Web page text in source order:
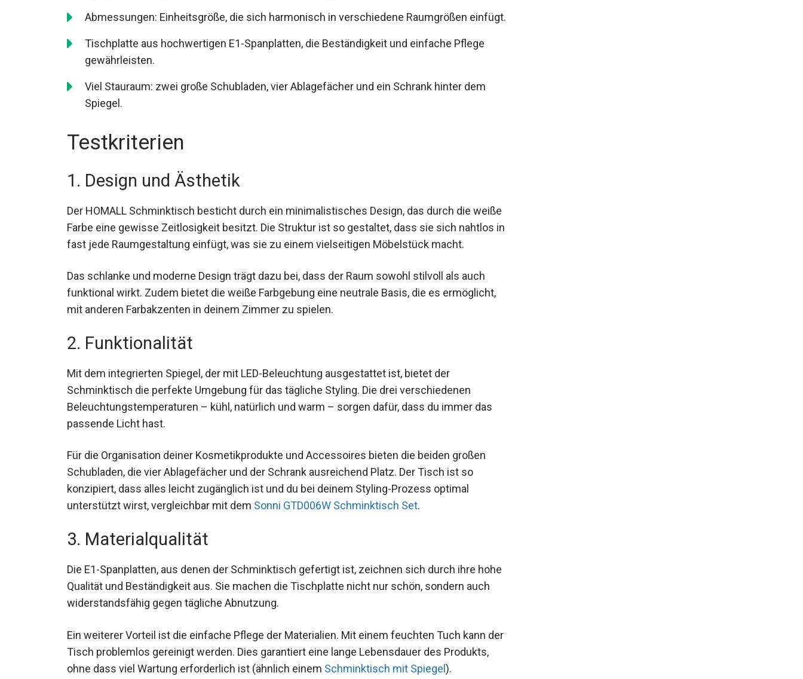
Abmessungen: Einheitsgröße, die sich harmonisch in verschiedene Raumgrößen einfügt.
Tischplatte aus hochwertigen E1-Spanplatten, die Beständigkeit und einfache Pflege
gewährleisten.
Viel Stauraum: zwei große Schubladen, vier Ablagefächer und ein Schrank hinter dem
Spiegel.
Testkriterien
1. Design und Ästhetik
Der HOMALL Schminktisch besticht durch ein minimalistisches Design, das durch die weiße
Farbe eine gewisse Zeitlosigkeit besitzt. Die Struktur ist so gestaltet, dass sie sich nahtlos in
fast jede Raumgestaltung einfügt, was sie zu einem vielseitigen Möbelstück macht.
Das schlanke und moderne Design trägt dazu bei, dass der Raum sowohl stilvoll als auch
funktional wirkt. Zudem bietet die weiße Farbgebung eine neutrale Basis, die es ermöglicht,
mit anderen Farbakzenten in deinem Zimmer zu spielen.
2. Funktionalität
Mit dem integrierten Spiegel, der mit LED-Beleuchtung ausgestattet ist, bietet der
Schminktisch die perfekte Umgebung für das tägliche Styling. Die drei verschiedenen
Beleuchtungstemperaturen – kühl, natürlich und warm – sorgen dafür, dass du immer das
passende Licht hast.
Für die Organisation deiner Kosmetikprodukte und Accessoires bieten die beiden großen
Schubladen, die vier Ablagefächer und der Schrank ausreichend Platz. Der Tisch ist so
konzipiert, dass alles leicht zugänglich ist und du bei deinem Styling-Prozess optimal
unterstützt wirst, vergleichbar mit dem Sonni GTD006W Schminktisch Set.
3. Materialqualität
Die E1-Spanplatten, aus denen der Schminktisch gefertigt ist, zeichnen sich durch ihre hohe
Qualität und Beständigkeit aus. Sie machen die Tischplatte nicht nur schön, sondern auch
widerstandsfähig gegen tägliche Abnutzung.
Ein weiterer Vorteil ist die einfache Pflege der Materialien. Mit einem feuchten Tuch kann der
Tisch problemlos gereinigt werden. Dies garantiert eine lange Lebensdauer des Produkts,
ohne dass viel Wartung erforderlich ist (ähnlich einem Schminktisch mit Spiegel).